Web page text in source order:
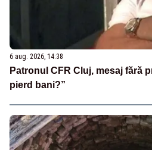
6 aug. 2026, 14:38
Patronul CFR Cluj, mesaj fără
pierd bani?”